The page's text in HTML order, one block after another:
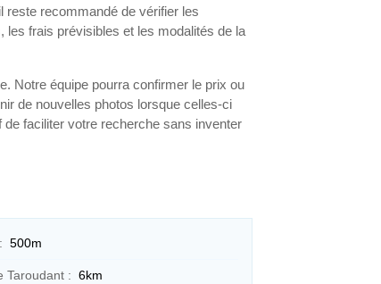
reste recommandé de vérifier les
les frais prévisibles et les modalités de la
Notre équipe pourra confirmer le prix ou
de nouvelles photos lorsque celles-ci
faciliter votre recherche sans inventer
500m
Taroudant : 6km